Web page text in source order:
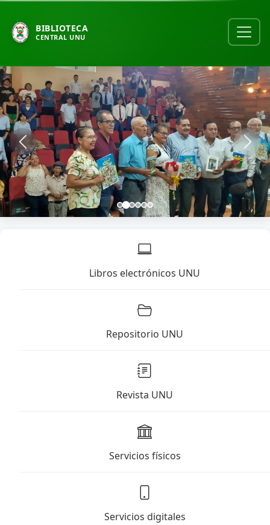
BIBLIOTECA
CENTRAL UNU
Libros electrónicos UNU
Repositorio UNU
Revista UNU
Servicios físicos
Servicios digitales